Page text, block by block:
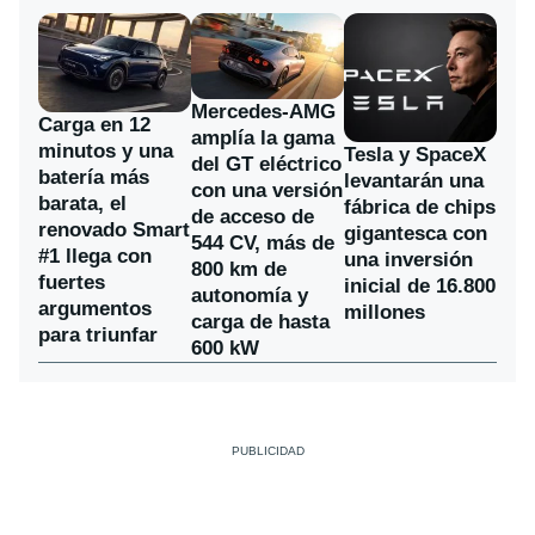
Carga en 12
minutos y una
batería más
barata, el
renovado Smart
#1 llega con
fuertes
argumentos
para triunfar
Mercedes-AMG
amplía la gama
del GT eléctrico
con una versión
de acceso de
544 CV, más de
800 km de
autonomía y
carga de hasta
600 kW
Tesla y SpaceX
levantarán una
fábrica de chips
gigantesca con
una inversión
inicial de 16.800
millones